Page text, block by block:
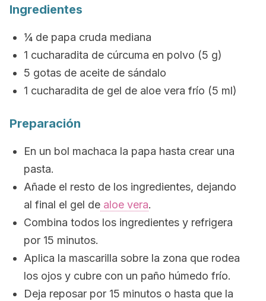
Ingredientes
¼ de papa cruda mediana
1 cucharadita de cúrcuma en polvo (5 g)
5 gotas de aceite de sándalo
1 cucharadita de gel de aloe vera frío (5 ml)
Preparación
En un bol machaca la papa hasta crear una
pasta.
Añade el resto de los ingredientes, dejando
al final el gel de aloe vera.
Combina todos los ingredientes y refrigera
por 15 minutos.
Aplica la mascarilla sobre la zona que rodea
los ojos y cubre con un paño húmedo frío.
Deja reposar por 15 minutos o hasta que la